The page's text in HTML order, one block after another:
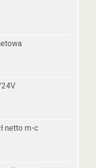
netto m-c